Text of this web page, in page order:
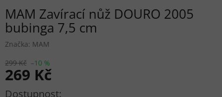
MAM Zavírací nůž DOURO 2005
bubinga 7,5 cm
Značka: MAM
299 Kč –10 %
269 Kč
Měrná cena: